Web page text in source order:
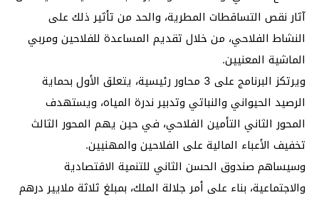
آثار نقص التساقطات المطرية، والحد من تأثير ذلك على
النشاط الفلاحي، من خلال تقديم المساعدة للفلاحين ومربي
الماشية المعنيين.
ويرتكز البرنامج على 3 محاور رئيسية، يتعلق الأول بحماية
الرصيد الحيواني والنباتي وتدبير ندرة المياه، ويستهدف
المحور الثاني التأمين الفلاحي، في حين يهم المحور الثالث
تخفيف الأعباء المالية على الفلاحين والمهنيين.
وسيساهم صندوق الحسن الثاني للتنمية الاقتصادية
والاجتماعية، بناء على أمر جلالة الملك، بمبلغ ثلاثة ملايير درهم